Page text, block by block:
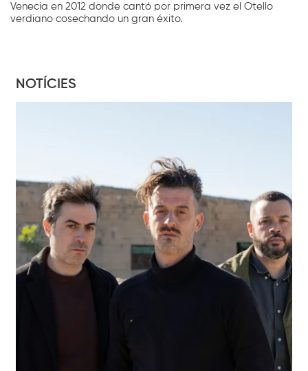
Venecia en 2012 donde cantó por primera vez el Otello
verdiano cosechando un gran éxito.
NOTÍCIES